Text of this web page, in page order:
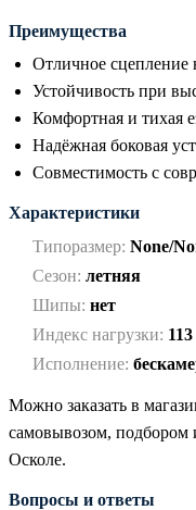
Преимущества
Отличное сцепление
Устойчивость при
Комфортная и тихая
Надёжная боковая
Совместимость с
Характеристики
Типоразмер: None/
Сезон: летняя
Шипы: нет
Индекс нагрузки:
Исполнение:
Можно заказать в
самовывозом, подбором
Осколе.
Вопросы и ответы